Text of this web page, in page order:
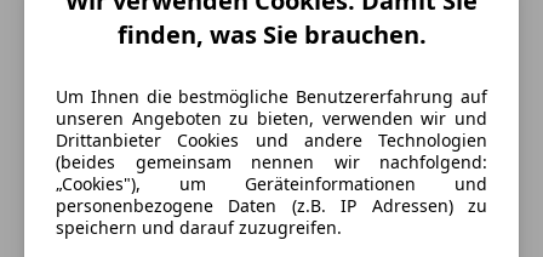
finden, was Sie brauchen.
Um Ihnen die bestmögliche Benutzererfahrung auf
unseren Angeboten zu bieten, verwenden wir und
Drittanbieter Cookies und andere Technologien
(beides gemeinsam nennen wir nachfolgend:
„Cookies"), um Geräteinformationen und
personenbezogene Daten (z.B. IP Adressen) zu
speichern und darauf zuzugreifen.